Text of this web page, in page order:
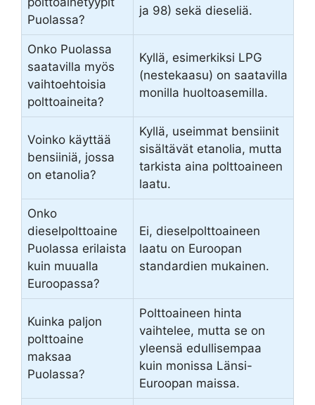
Puolassa?
ja 98) sekä dieseliä.
Onko Puolassa
saatavilla myös
vaihtoehtoisia
polttoaineita?
Kyllä, esimerkiksi LPG
(nestekaasu) on saatavilla
monilla huoltoasemilla.
Voinko käyttää
bensiiniä, jossa
on etanolia?
Kyllä, useimmat bensiinit
sisältävät etanolia, mutta
tarkista aina polttoaineen
laatu.
Onko
dieselpolttoaine
Puolassa erilaista
kuin muualla
Euroopassa?
Ei, dieselpolttoaineen
laatu on Euroopan
standardien mukainen.
Kuinka paljon
polttoaine
maksaa
Puolassa?
Polttoaineen hinta
vaihtelee, mutta se on
yleensä edullisempaa
kuin monissa Länsi-
Euroopan maissa.